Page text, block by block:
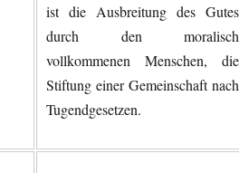
ist die Ausbreitung des Gutes
durch den moralisch
vollkommenen Menschen, die
Stiftung einer Gemeinschaft nach
Tugendgesetzen.